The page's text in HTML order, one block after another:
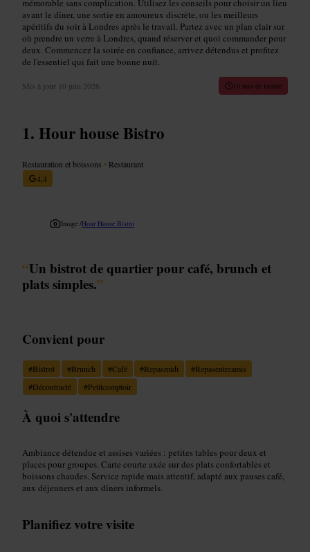
mémorable sans complication. Utilisez les conseils pour choisir un lieu
avant le dîner, une sortie en amoureux discrète, ou les meilleurs
apéritifs du soir à Londres après le travail. Partez avec un plan clair sur
où prendre un verre à Londres, quand réserver et quoi commander pour
deux. Commencez la soirée en confiance, arrivez détendus et profitez
de l'essentiel qui fait une bonne nuit.
Mis à jour 10 juin 2026 10 min de lecture
Hour house Bistro
Restauration et boissons • Restaurant
4,4
Image /Hour House Bistro
“Un bistrot de quartier pour café, brunch et
plats simples.”
Convient pour
#Bistrot #Brunch #Café #Repasmidi #Repasentreamis
#Décontracté #Petitcomptoir
À quoi s'attendre
Ambiance détendue et assises variées : petites tables pour deux et
places pour groupes. Carte courte axée sur des plats confortables et
boissons chaudes. Service rapide mais attentif, adapté aux pauses café,
aux déjeuners et aux dîners informels.
Planifiez votre visite